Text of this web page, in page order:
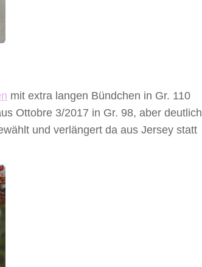
mit extra langen Bündchen in Gr. 110
Ottobre 3/2017 in Gr. 98, aber deutlich
und verlängert da aus Jersey statt